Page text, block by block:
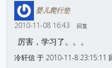
婴儿爬行垫
2010-11-08 16:43
回复
厉害，学习了。。。
冷轩信 于 2010-11-8 23:15:11